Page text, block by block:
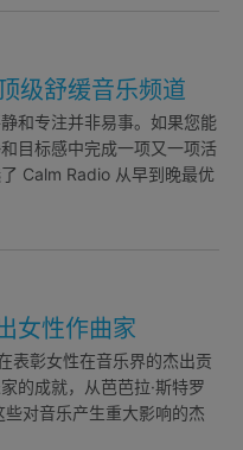
级舒缓音乐频道
和专注并非易事。如果您能
目标感中完成一项又一项活
Calm Radio 从早到晚最优
女性作曲家
表彰女性在音乐界的杰出贡
的成就，从芭芭拉·斯特罗
对音乐产生重大影响的杰